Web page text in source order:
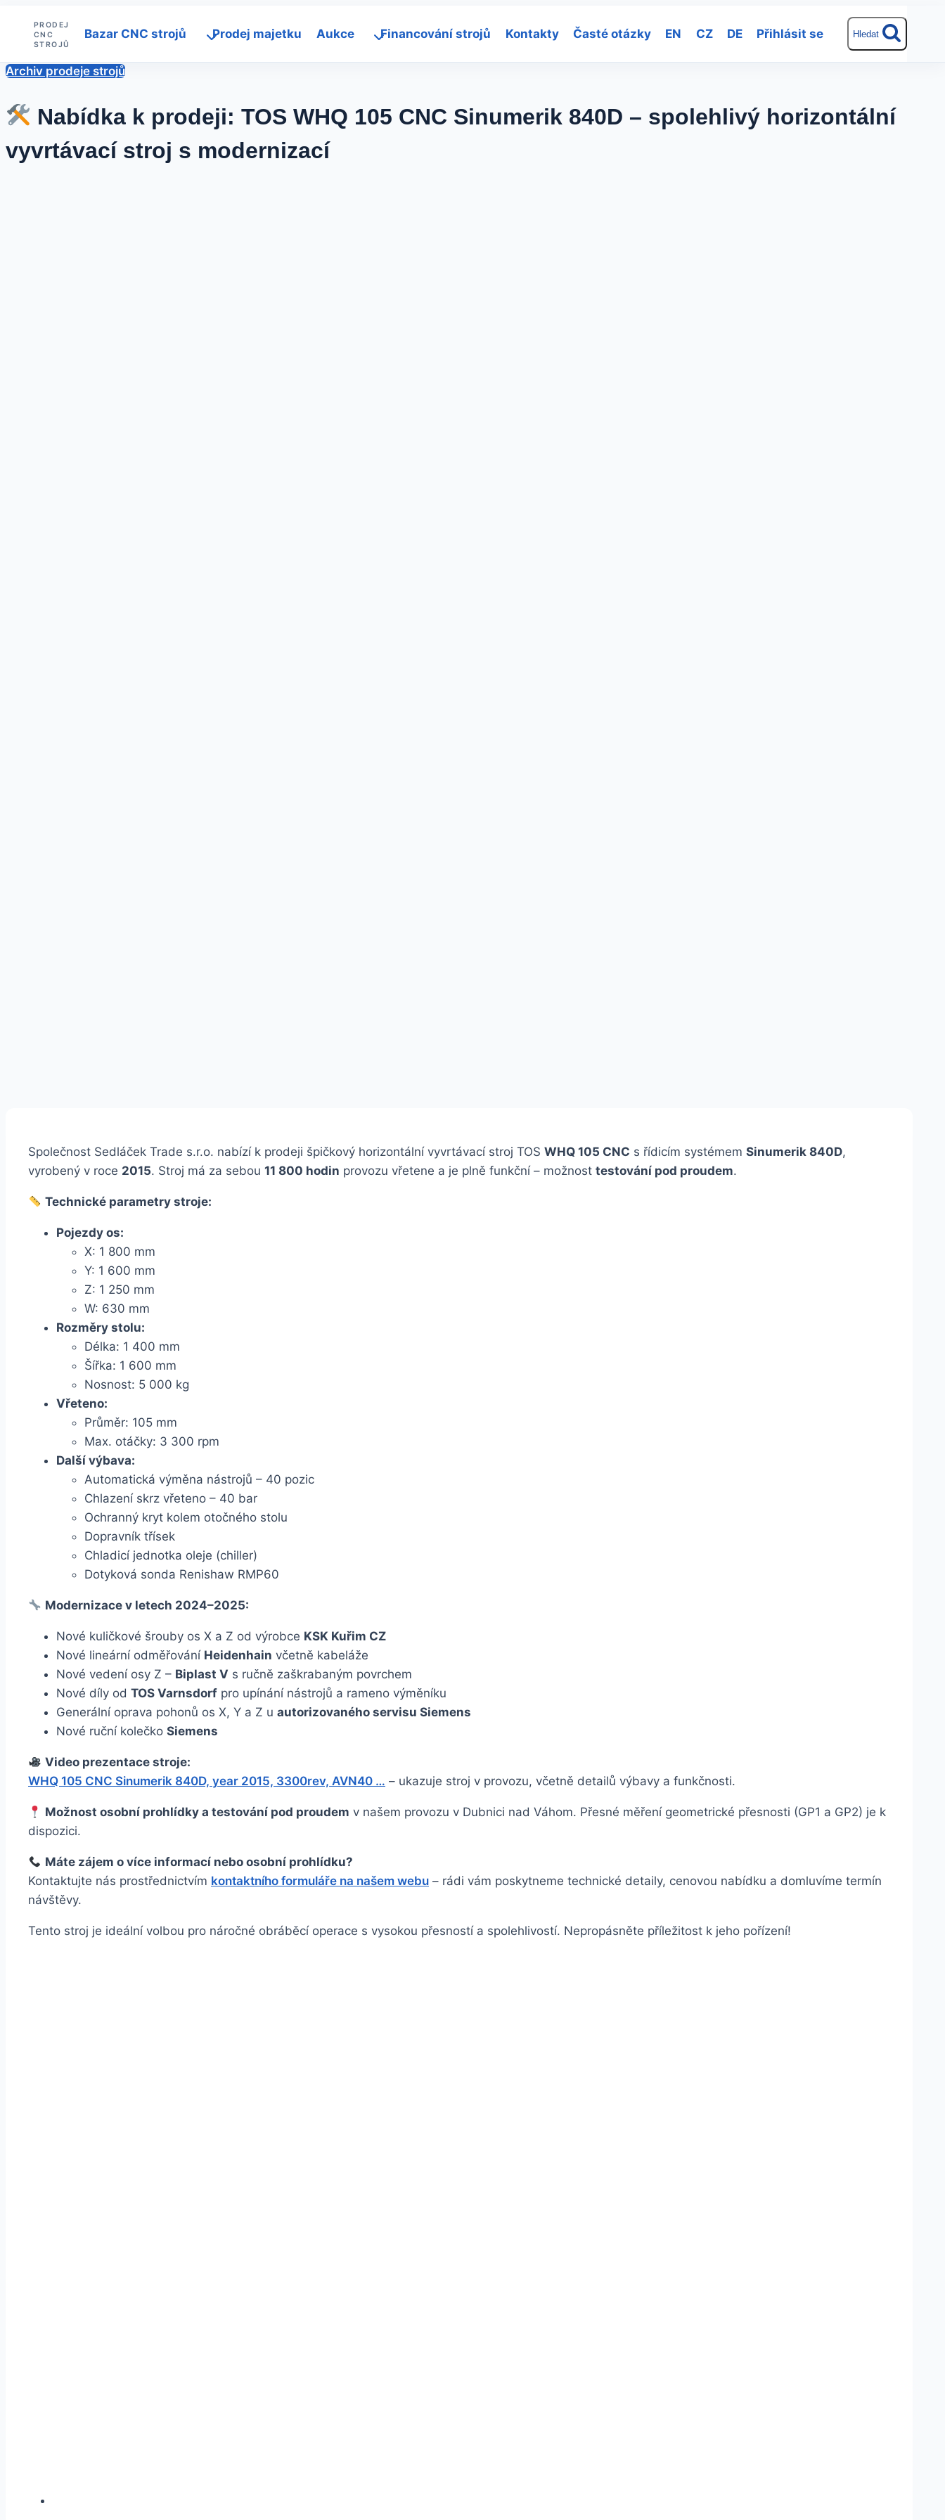
PRODEJ
CNC
STROJŮ
Bazar CNC strojů Prodej majetku Aukce Financování strojů Kontakty Časté otázky EN CZ DE Přihlásit se Hledat
Archiv prodeje strojů
Nabídka k prodeji: TOS WHQ 105 CNC Sinumerik 840D – spolehlivý horizontální
vyvrtávací stroj s modernizací
Společnost Sedláček Trade s.r.o. nabízí k prodeji špičkový horizontální vyvrtávací stroj TOS WHQ 105 CNC s řídicím systémem Sinumerik 840D,
vyrobený v roce 2015. Stroj má za sebou 11 800 hodin provozu vřetene a je plně funkční – možnost testování pod proudem.
Technické parametry stroje:
Pojezdy os:
X: 1 800 mm
Y: 1 600 mm
Z: 1 250 mm
W: 630 mm
Rozměry stolu:
Délka: 1 400 mm
Šířka: 1 600 mm
Nosnost: 5 000 kg
Vřeteno:
Průměr: 105 mm
Max. otáčky: 3 300 rpm
Další výbava:
Automatická výměna nástrojů – 40 pozic
Chlazení skrz vřeteno – 40 bar
Ochranný kryt kolem otočného stolu
Dopravník třísek
Chladicí jednotka oleje (chiller)
Dotyková sonda Renishaw RMP60
Modernizace v letech 2024–2025:
Nové kuličkové šrouby os X a Z od výrobce KSK Kuřim CZ
Nové lineární odměřování Heidenhain včetně kabeláže
Nové vedení osy Z – Biplast V s ručně zaškrabaným povrchem
Nové díly od TOS Varnsdorf pro upínání nástrojů a rameno výměníku
Generální oprava pohonů os X, Y a Z u autorizovaného servisu Siemens
Nové ruční kolečko Siemens
Video prezentace stroje:
WHQ 105 CNC Sinumerik 840D, year 2015, 3300rev, AVN40 … – ukazuje stroj v provozu, včetně detailů výbavy a funkčnosti.
Možnost osobní prohlídky a testování pod proudem v našem provozu v Dubnici nad Váhom. Přesné měření geometrické přesnosti (GP1 a GP2) je k
dispozici.
Máte zájem o více informací nebo osobní prohlídku?
Kontaktujte nás prostřednictvím kontaktního formuláře na našem webu – rádi vám poskytneme technické detaily, cenovou nabídku a domluvíme termín
návštěvy.
Tento stroj je ideální volbou pro náročné obráběcí operace s vysokou přesností a spolehlivostí. Nepropásněte příležitost k jeho pořízení!